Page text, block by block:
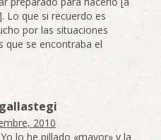
Lo que si recuerdo es
por las situaciones
que se encontraba el
2010
lo he pillado «mayor» y la